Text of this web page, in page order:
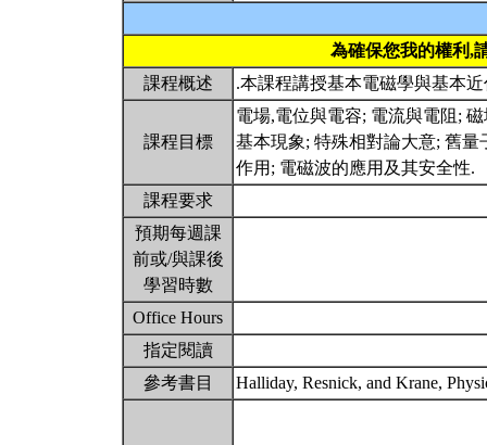
為確保您我的權利,
課程概述
.本課程講授基本電磁學與基本
課程目標
電場,電位與電容; 電流與電阻;
基本現象; 特殊相對論大意; 舊
作用; 電磁波的應用及其安全性.
課程要求
預期每週課
前或/與課後
學習時數
Office Hours
指定閱讀
參考書目
Halliday, Resnick, and Krane,